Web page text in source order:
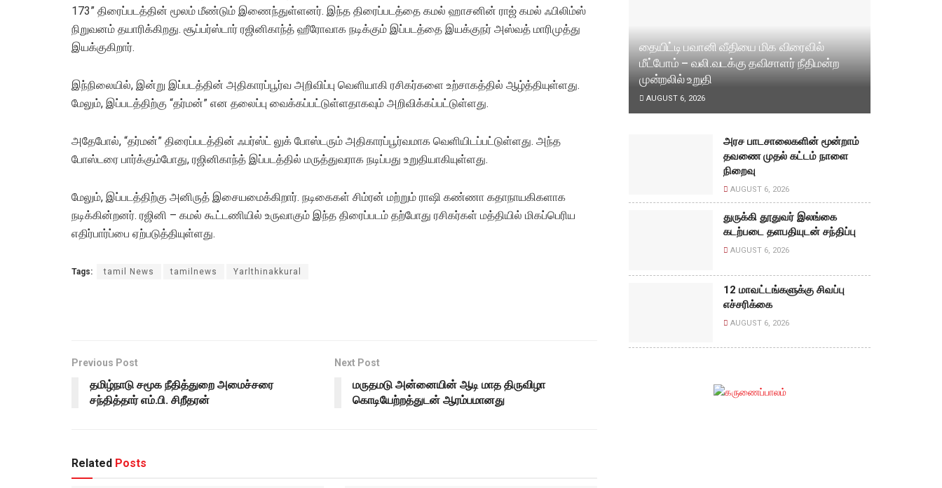
173” திரைப்படத்தின் மூலம் மீண்டும் இணைந்துள்ளனர். இந்த திரைப்படத்தை கமல் ஹாசனின் ராஜ் கமல் ஃபிலிம்ஸ்
நிறுவனம் தயாரிக்கிறது. சூப்பர்ஸ்டார் ரஜினிகாந்த் ஹீரோவாக நடிக்கும் இப்படத்தை இயக்குநர் அஸ்வத் மாரிமுத்து
இயக்குகிறார்.
இந்நிலையில், இன்று இப்படத்தின் அதிகாரப்பூர்வ அறிவிப்பு வெளியாகி ரசிகர்களை உற்சாகத்தில் ஆழ்த்தியுள்ளது.
மேலும், இப்படத்திற்கு “தர்மன்” என தலைப்பு வைக்கப்பட்டுள்ளதாகவும் அறிவிக்கப்பட்டுள்ளது.
அதேபோல், “தர்மன்” திரைப்படத்தின் ஃபர்ஸ்ட் லுக் போஸ்டரும் அதிகாரப்பூர்வமாக வெளியிடப்பட்டுள்ளது. அந்த
போஸ்டரை பார்க்கும்போது, ரஜினிகாந்த் இப்படத்தில் மருத்துவராக நடிப்பது உறுதியாகியுள்ளது.
மேலும், இப்படத்திற்கு அனிருத் இசையமைக்கிறார். நடிகைகள் சிம்ரன் மற்றும் ராஷி கண்ணா கதாநாயகிகளாக
நடிக்கின்றனர். ரஜினி – கமல் கூட்டணியில் உருவாகும் இந்த திரைப்படம் தற்போது ரசிகர்கள் மத்தியில் மிகப்பெரிய
எதிர்பார்ப்பை ஏற்படுத்தியுள்ளது.
Tags: tamil News tamilnews Yarlthinakkural
Previous Post
தமிழ்நாடு சமூக நீதித்துறை அமைச்சரை
சந்தித்தார் எம்.பி. சிறீதரன்
Next Post
மருதமடு அன்னையின் ஆடி மாத திருவிழா
கொடியேற்றத்துடன் ஆரம்பமானது
Related Posts
தையிட்டி பவானி வீதியை மிக விரைவில்
மீட்போம் – வலி.வடக்கு தவிசாளர் நீதிமன்ற
முன்றலில் உறுதி
AUGUST 6, 2026
அரச பாடசாலைகளின் மூன்றாம்
தவணை முதல் கட்டம் நாளை
நிறைவு
AUGUST 6, 2026
துருக்கி தூதுவர் இலங்கை
கடற்படை தளபதியுடன் சந்திப்பு
AUGUST 6, 2026
12 மாவட்டங்களுக்கு சிவப்பு
எச்சரிக்கை
AUGUST 6, 2026